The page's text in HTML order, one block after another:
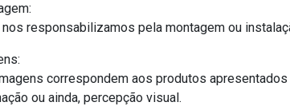
nos responsabilizamos pela montagem ou
correspondem aos produtos
ou ainda, percepção visual.